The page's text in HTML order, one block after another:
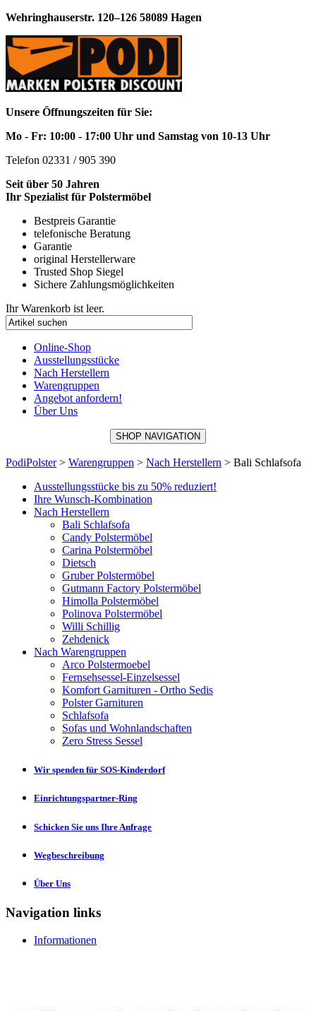
Wehringhauserstr. 120–126 58089 Hagen
Unsere Öffnungszeiten für Sie:
Mo - Fr: 10:00 - 17:00 Uhr und Samstag von 10-13 Uhr
Telefon 02331 / 905 390
Seit über 50 Jahren
Ihr Spezialist für Polstermöbel
Bestpreis Garantie
telefonische Beratung
Garantie
original Herstellerware
Trusted Shop Siegel
Sichere Zahlungsmöglichkeiten
Ihr Warenkorb ist leer.
Online-Shop
Ausstellungsstücke
Nach Herstellern
Warengruppen
Angebot anfordern!
Über Uns
SHOP NAVIGATION
PodiPolster> Warengruppen > Nach Herstellern > Bali Schlafsofa
Ausstellungsstücke bis zu 50% reduziert!
Ihre Wunsch-Kombination
Nach Herstellern
Bali Schlafsofa
Candy Polstermöbel
Carina Polstermöbel
Dietsch
Gruber Polstermöbel
Gutmann Factory Polstermöbel
Himolla Polstermöbel
Polinova Polstermöbel
Willi Schillig
Zehdenick
Nach Warengruppen
Arco Polstermoebel
Fernsehsessel-Einzelsessel
Komfort Garnituren - Ortho Sedis
Polster Garnituren
Schlafsofa
Sofas und Wohnlandschaften
Zero Stress Sessel
Wir spenden für SOS-Kinderdorf
Einrichtungspartner-Ring
Schicken Sie uns Ihre Anfrage
Wegbeschreibung
Über Uns
Navigation links
Informationen